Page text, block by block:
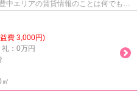
中エリアの賃貸情報のことは何でもお
費 3,000円)
：0万円